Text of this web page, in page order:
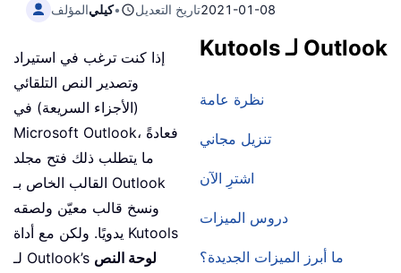
المؤلفكيلي• تاريخ التعديل2021-01-08
Kutools لـ Outlook
نظرة عامة
تنزيل مجاني
اشترِ الآن
دروس الميزات
ما أبرز الميزات الجديدة؟
إذا كنت ترغب في استيراد
وتصدير النص التلقائي
(الأجزاء السريعة) في
Microsoft Outlook، فعادةً
ما يتطلب ذلك فتح مجلد
القالب الخاص بـ Outlook
ونسخ قالب معيّن ولصقه
يدويًا. ولكن مع أداة Kutools
لـ Outlook’s لوحة النص